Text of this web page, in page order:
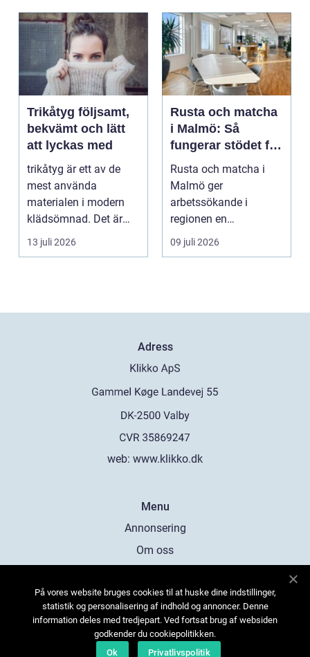
Trikåtyg följsamt,
bekvämt och lätt
att lyckas med
trikåtyg är ett av de
mest använda
materialen i modern
klädsömnad. Det är
mjukt, elastiskt och
formb...
13 juli 2026
Rusta och matcha
i Malmö: Så
fungerar stödet för
dig som söker
jobb
Rusta och matcha i
Malmö ger
arbetssökande i
regionen en
strukturerad och
personlig vä...
09 juli 2026
Adress
web: www.klikko.dk
Menu
Annonsering
Om oss
Kontakta oss
Sitemap
På vores website bruges cookies til at huske dine indstillinger,
statistik og personalisering af indhold og annoncer. Denne
information deles med tredjepart. Ved fortsat brug af websiden
godkender du cookiepolitikken.
Ok
Privatlivspolitik